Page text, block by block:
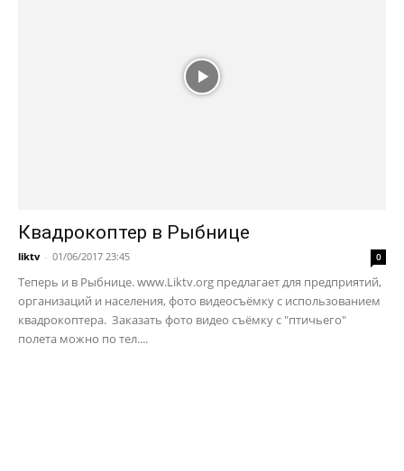
Квадрокоптер в Рыбнице
liktv - 01/06/2017 23:45 0
Теперь и в Рыбнице. www.Liktv.org предлагает для предприятий,
организаций и населения, фото видеосъёмку с использованием
квадрокоптера. Заказать фото видео съёмку с "птичьего"
полета можно по тел....